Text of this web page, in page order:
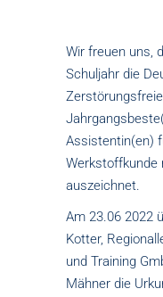
Wir freuen uns,
Schuljahr die
Assistentin(en)
Werkstoffkunde
auszeichnet.
Am 23.06 2022
Kotter,
und Training
Mähner die